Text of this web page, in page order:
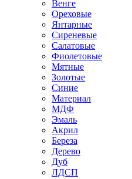
Венге
Ореховые
Янтарные
Сиреневые
Салатовые
Фиолетовые
Мятные
Золотые
Синие
Материал
МДФ
Эмаль
Акрил
Береза
Дерево
Дуб
ЛДСП